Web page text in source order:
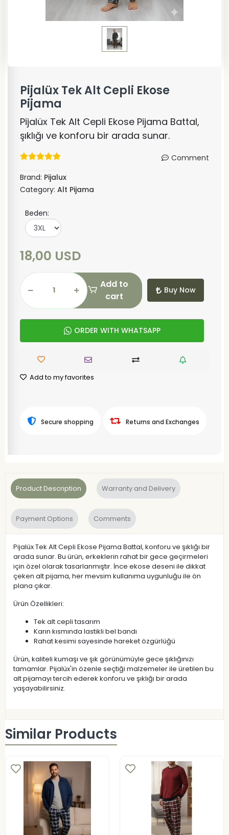
Pijalüx Tek Alt Cepli Ekose
Pijama
Pijalüx Tek Alt Cepli Ekose Pijama Battal,
şıklığı ve konforu bir arada sunar.
Comment
Brand: Pijalux
Category: Alt Pijama
Beden:
18,00 USD
Add to
cart
Buy Now
ORDER WITH WHATSAPP
Add to my favorites
Secure shopping Returns and Exchanges
Product Description Warranty and Delivery
Payment Options Comments
Pijalüx Tek Alt Cepli Ekose Pijama Battal, konforu ve şıklığı bir
arada sunar. Bu ürün, erkeklerin rahat bir gece geçirmeleri
için özel olarak tasarlanmıştır. İnce ekose deseni ile dikkat
çeken alt pijama, her mevsim kullanıma uygunluğu ile ön
plana çıkar.
Ürün Özellikleri:
Tek alt cepli tasarım
Karın kısmında lastikli bel bandı
Rahat kesimi sayesinde hareket özgürlüğü
Ürün, kaliteli kumaşı ve şık görünümüyle gece şıklığınızı
tamamlar. Pijalüx'in özenle seçtiği malzemeler ile üretilen bu
alt pijamayı tercih ederek konforu ve şıklığı bir arada
yaşayabilirsiniz.
Similar Products